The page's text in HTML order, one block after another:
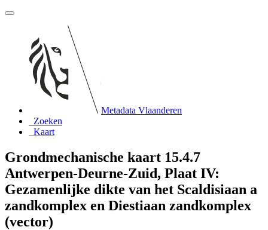
Metadata Vlaanderen
Zoeken
Kaart
Grondmechanische kaart 15.4.7
Antwerpen-Deurne-Zuid, Plaat IV:
Gezamenlijke dikte van het Scaldisiaan a
zandkomplex en Diestiaan zandkomplex
(vector)